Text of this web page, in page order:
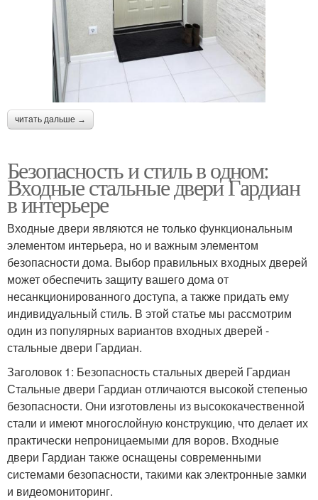
читать дальше →
Безопасность и стиль в одном:
Входные стальные двери Гардиан
в интерьере
Входные двери являются не только функциональным
элементом интерьера, но и важным элементом
безопасности дома. Выбор правильных входных дверей
может обеспечить защиту вашего дома от
несанкционированного доступа, а также придать ему
индивидуальный стиль. В этой статье мы рассмотрим
один из популярных вариантов входных дверей -
стальные двери Гардиан.
Заголовок 1: Безопасность стальных дверей Гардиан
Стальные двери Гардиан отличаются высокой степенью
безопасности. Они изготовлены из высококачественной
стали и имеют многослойную конструкцию, что делает их
практически непроницаемыми для воров. Входные
двери Гардиан также оснащены современными
системами безопасности, такими как электронные замки
и видеомониторинг.